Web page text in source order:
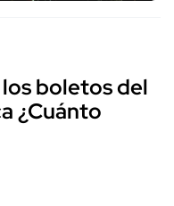
boletos del
¿Cuánto